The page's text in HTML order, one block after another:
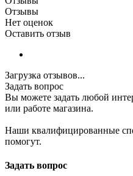
Отзывы
Нет оценок
Оставить отзыв
Загрузка отзывов...
Задать вопрос
Вы можете задать любой
или работе магазина.
Наши квалифицированные
помогут.
Задать вопрос